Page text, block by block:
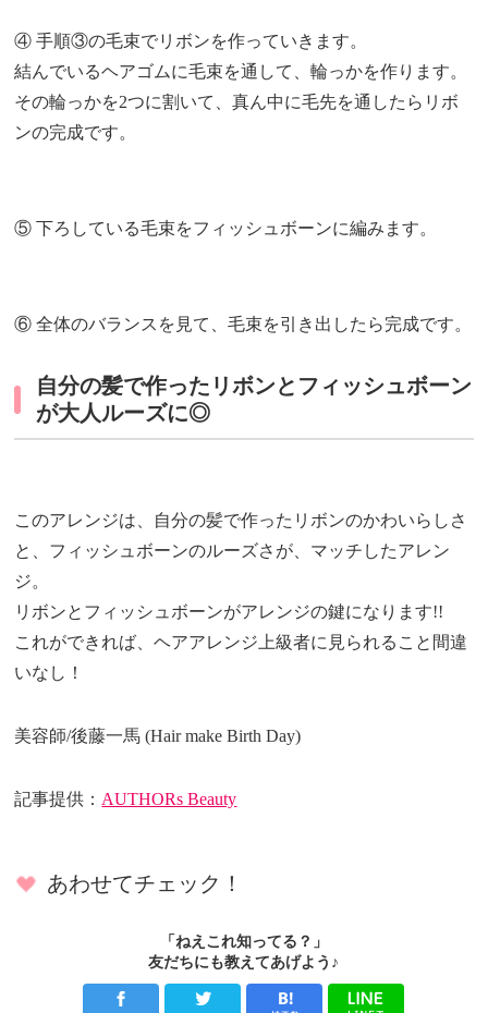
④ 手順③の毛束でリボンを作っていきます。
結んでいるヘアゴムに毛束を通して、輪っかを作ります。
その輪っかを2つに割いて、真ん中に毛先を通したらリボ
ンの完成です。
⑤ 下ろしている毛束をフィッシュボーンに編みます。
⑥ 全体のバランスを見て、毛束を引き出したら完成です。
自分の髪で作ったリボンとフィッシュボーン
が大人ルーズに◎
このアレンジは、自分の髪で作ったリボンのかわいらしさ
と、フィッシュボーンのルーズさが、マッチしたアレン
ジ。
リボンとフィッシュボーンがアレンジの鍵になります!!
これができれば、ヘアアレンジ上級者に見られること間違
いなし！
美容師/後藤一馬 (Hair make Birth Day)
記事提供： AUTHORs Beauty
あわせてチェック！
「ねえこれ知ってる？」
友だちにも教えてあげよう♪